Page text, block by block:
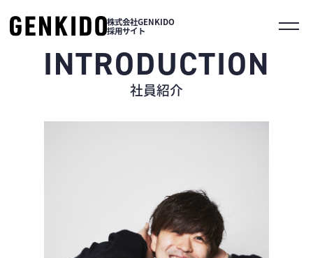
株式会社GENKIDO
採用サイト
社員紹介
INTRODUCTION